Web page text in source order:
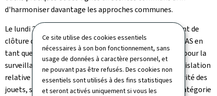
Ce site utilise des cookies essentiels
nécessaires à son bon fonctionnement, sans
usage de données à caractère personnel, et
ne pouvant pas être refusés. Des cookies non
essentiels sont utilisés à des fins statistiques
et seront activés uniquement si vous les
d'harmoniser davantage les approches communes.
Le lundi 25 septembre 2023, à l'occasion de l'évènement de
clôture du CASP 2022, Simone Wagner, exerçant à l'ILNAS en
tant que responsable au Grand-Duché de Luxembourg pour la
surveillance du marché des produits couverts par la législation
relative à la sécurité générale des produits et à la sécurité des
jouets, s'est vue attribuer le titre de lauréate pour la catégorie